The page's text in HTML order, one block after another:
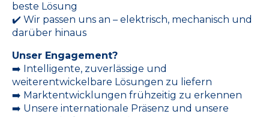
beste Lösung
✔️ Wir passen uns an – elektrisch, mechanisch und
darüber hinaus
Unser Engagement?
➡️ Intelligente, zuverlässige und
weiterentwickelbare Lösungen zu liefern
➡️ Marktentwicklungen frühzeitig zu erkennen
➡️ Unsere internationale Präsenz und unsere